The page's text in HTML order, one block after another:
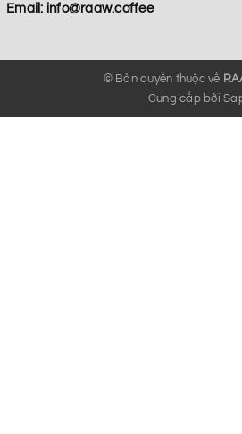
Email: info@raaw.coffee
© Bản quyền thuộc về
Cung cấp bởi